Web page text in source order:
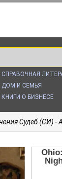
СПРАВОЧНАЯ
ДОМ И СЕМЬЯ
КНИГИ О БИЗНЕСЕ
Судеб (СИ) -